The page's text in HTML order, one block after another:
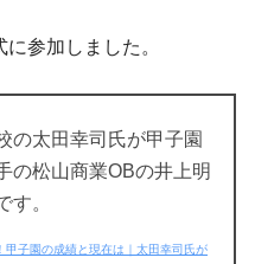
参加しました。
の太田幸司氏が甲子園
の松山商業OBの井上明
す。
甲子園の成績と現在は｜太田幸司氏が